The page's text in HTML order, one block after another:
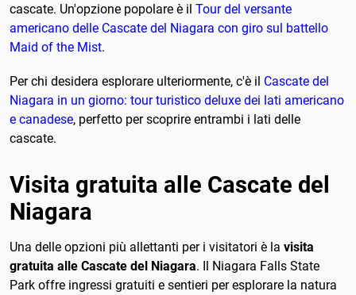
cascate. Un'opzione popolare è il Tour del versante
americano delle Cascate del Niagara con giro sul battello
Maid of the Mist.
Per chi desidera esplorare ulteriormente, c'è il Cascate del
Niagara in un giorno: tour turistico deluxe dei lati americano
e canadese, perfetto per scoprire entrambi i lati delle
cascate.
Visita gratuita alle Cascate del
Niagara
Una delle opzioni più allettanti per i visitatori è la visita
gratuita alle Cascate del Niagara. Il Niagara Falls State
Park offre ingressi gratuiti e sentieri per esplorare la natura